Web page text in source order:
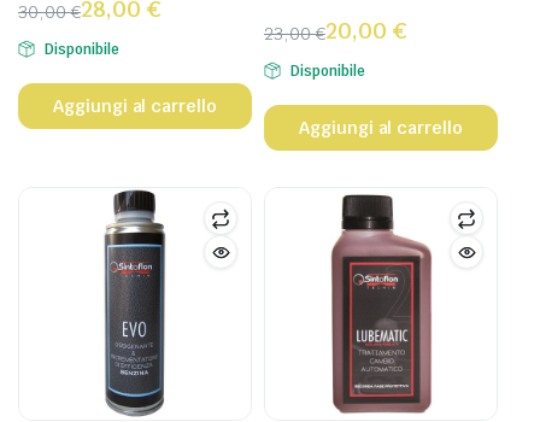
30,00€28,00 €
Disponibile
Aggiungi al carrello
23,00€20,00 €
Disponibile
Aggiungi al carrello